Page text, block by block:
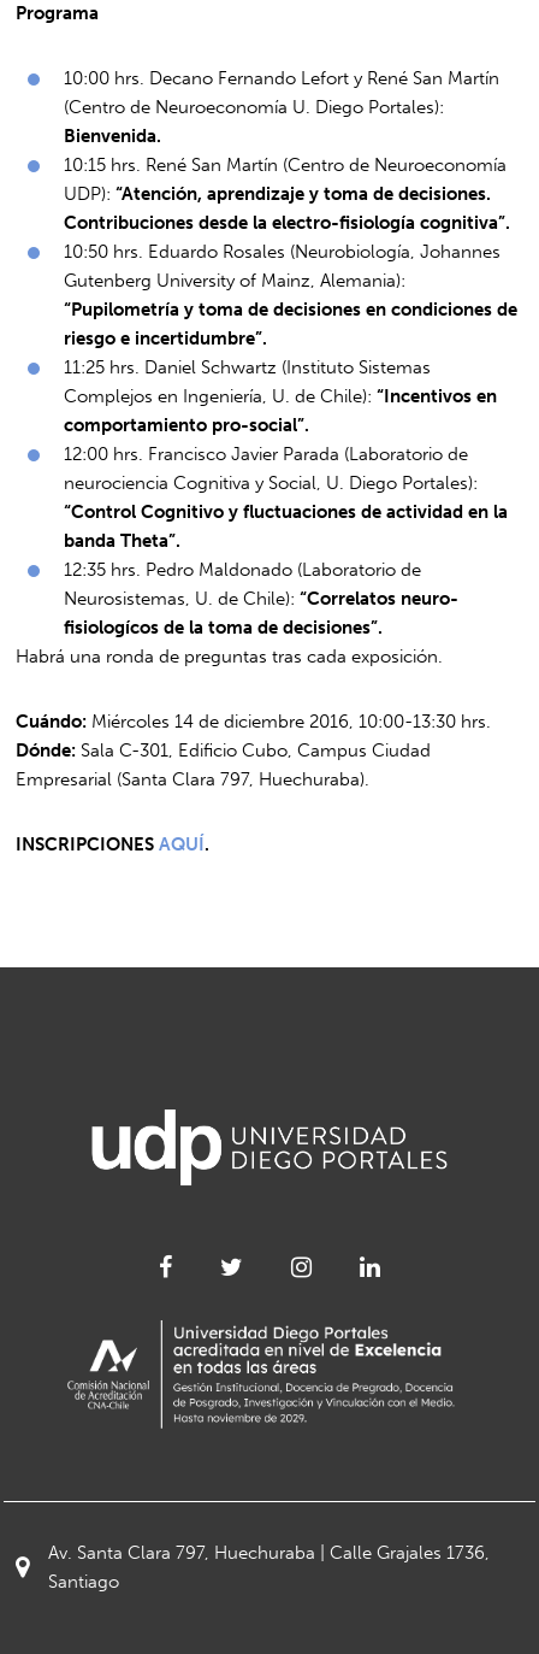
Programa
10:00 hrs. Decano Fernando Lefort y René San Martín
(Centro de Neuroeconomía U. Diego Portales):
Bienvenida.
10:15 hrs. René San Martín (Centro de Neuroeconomía
UDP):“Atención, aprendizaje y toma de decisiones.
Contribuciones desde la electro-fisiología cognitiva”.
10:50 hrs. Eduardo Rosales (Neurobiología, Johannes
Gutenberg University of Mainz, Alemania):
“Pupilometría y toma de decisiones en condiciones de
riesgo e incertidumbre”.
11:25 hrs. Daniel Schwartz (Instituto Sistemas
Complejos en Ingeniería, U. de Chile):“Incentivos en
comportamiento pro-social”.
12:00 hrs. Francisco Javier Parada (Laboratorio de
neurociencia Cognitiva y Social, U. Diego Portales):
“Control Cognitivo y fluctuaciones de actividad en la
banda Theta”.
12:35 hrs. Pedro Maldonado (Laboratorio de
Neurosistemas, U. de Chile):“Correlatos neuro-
fisiologícos de la toma de decisiones”.
Habrá una ronda de preguntas tras cada exposición.
Cuándo: Miércoles 14 de diciembre 2016, 10:00-13:30 hrs.
Dónde: Sala C-301, Edificio Cubo, Campus Ciudad
Empresarial (Santa Clara 797, Huechuraba).
INSCRIPCIONESAQUÍ.
Av. Santa Clara 797, Huechuraba | Calle Grajales 1736,
Santiago